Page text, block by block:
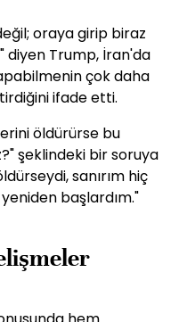
oraya girip biraz
diyen Trump, İran'da
çok daha
ifade etti.
öldürürse bu
şeklindeki bir soruya
sanırım hiç
başlardım."